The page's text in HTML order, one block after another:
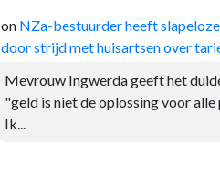
on NZa-bestuurder heeft
door strijd met huisartsen over
Mevrouw Ingwerda geeft het
"geld is niet de oplossing voor alle
Ik...